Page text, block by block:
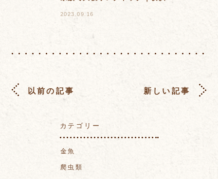
2023.09.16
以前の記事 新しい記事
カテゴリー
金魚
爬虫類